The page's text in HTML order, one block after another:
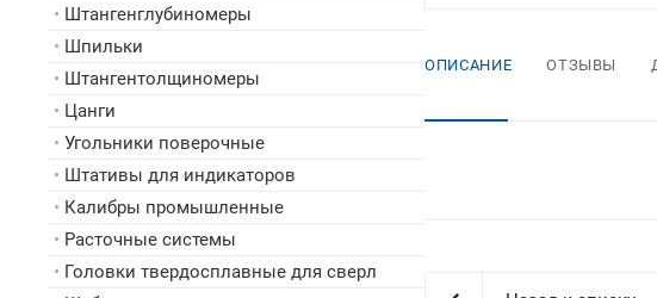
ОПИСАНИЕ ОТЗЫВЫ
• Штангенглубиномеры
• Шпильки
• Штангентолщиномеры
• Цанги
• Угольники поверочные
• Штативы для индикаторов
• Калибры промышленные
• Расточные системы
• Головки твердосплавные для сверл